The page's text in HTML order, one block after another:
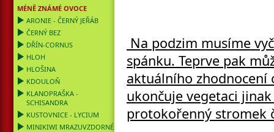
MÉNĚ ZNÁMÉ OVOCE
ARONIE - ČERNÝ JEŘÁB
ČERNÝ BEZ
DŘÍN-CORNUS
HLOH
HLOŠINA
KDOULOŇ
KLANOPRAŠKA -
SCHISANDRA
KUSTOVNICE - LYCIUM
MINIKIWI MRAZUVZDORNÉ
Na podzim musíme
spánku. Teprve pak
aktuálního zhodnocení
ukončuje vegetaci
protokořenný stromek